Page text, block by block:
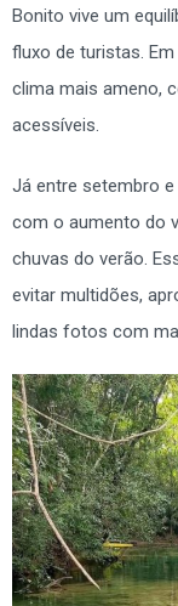
Bonito vive um
fluxo de turistas.
clima mais ameno,
acessíveis.
Já entre setembro
com o aumento do
chuvas do verão.
evitar multidões,
lindas fotos com